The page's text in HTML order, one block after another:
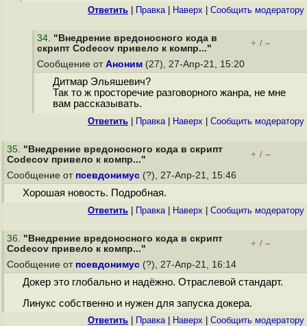
Ответить Правка| Наверх Cообщить модератору
34. "Внедрение вредоносного кода в
скрипт Codecov привело к компр..."
+ / –
Сообщение от Аноним (27), 27-Апр-21, 15:20
Дитмар Эльяшевич?
Так то ж просторечие разговорного жанра, не мне
вам рассказывать.
Ответить Правка| Наверх Cообщить модератору
35. "Внедрение вредоносного кода в скрипт
Codecov привело к компр..."
+ / –
Сообщение от псевдонимус (?), 27-Апр-21, 15:46
Хорошая новость. Подробная.
Ответить Правка| Наверх Cообщить модератору
36. "Внедрение вредоносного кода в скрипт
Codecov привело к компр..."
+ / –
Сообщение от псевдонимус (?), 27-Апр-21, 16:14
Докер это глобально и надёжно. Отраслевой стандарт.
Линукс собственно и нужен для запуска докера.
Ответить Правка| Наверх Cообщить модератору